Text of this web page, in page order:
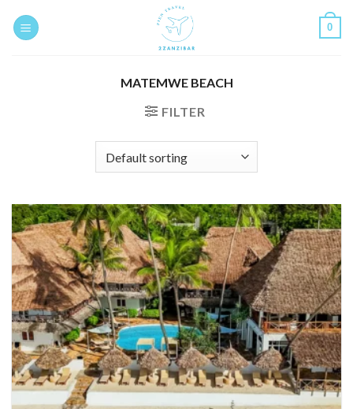
0
MATEMWE BEACH
FILTER